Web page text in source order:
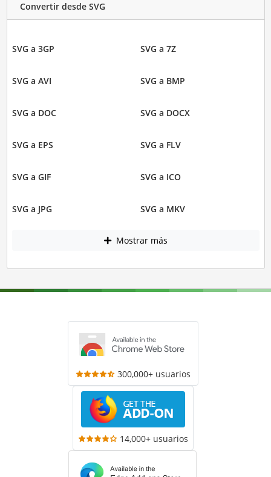
Convertir desde SVG
SVG a 3GP SVG a 7Z
SVG a AVI SVG a BMP
SVG a DOC SVG a DOCX
SVG a EPS SVG a FLV
SVG a GIF SVG a ICO
SVG a JPG SVG a MKV
Mostrar más
300,000+ usuarios
14,000+ usuarios